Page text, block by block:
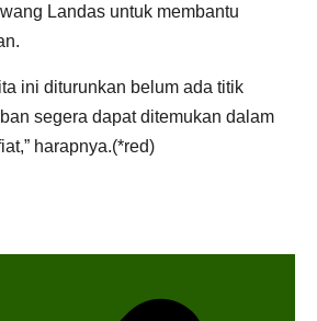
Landas untuk membantu
ini diturunkan belum ada titik
segera dapat ditemukan dalam
harapnya.(*red)